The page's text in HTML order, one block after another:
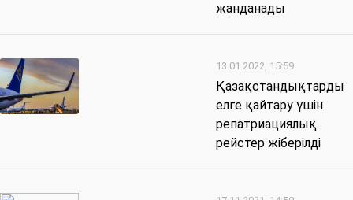
жанданады
13.01.2022, 15:59
Қазақстандықтарды
елге қайтару үшін
репатриациялық
рейстер жіберілді